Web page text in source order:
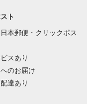
ト
本郵便・クリックポス
スあり
のお届け
達あり